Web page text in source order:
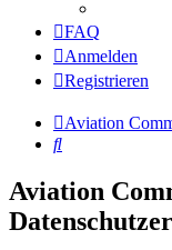
FAQ
Anmelden
Registrieren
Aviation
Suche
Aviation